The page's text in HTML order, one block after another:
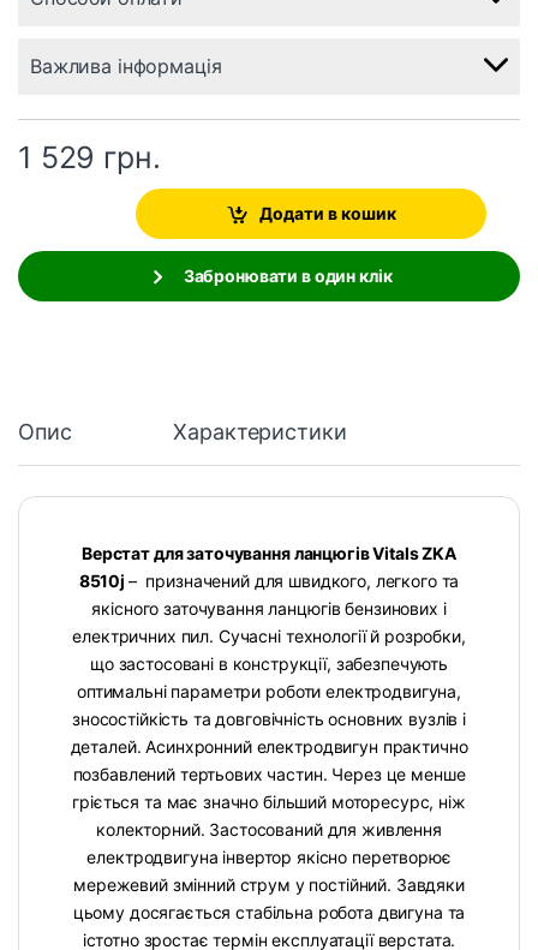
Важлива інформація
1 529 грн.
Додати в кошик
Забронювати в один клік
Опис Характеристики
Верстат для заточування ланцюгів Vitals ZKA
8510j – призначений для швидкого, легкого та
якісного заточування ланцюгів бензинових і
електричних пил. Сучасні технології й розробки,
що застосовані в конструкції, забезпечують
оптимальні параметри роботи електродвигуна,
зносостійкість та довговічність основних вузлів і
деталей. Асинхронний електродвигун практично
позбавлений тертьових частин. Через це менше
гріється та має значно більший моторесурс, ніж
колекторний. Застосований для живлення
електродвигуна інвертор якісно перетворює
мережевий змінний струм у постійний. Завдяки
цьому досягається стабільна робота двигуна та
істотно зростає термін експлуатації верстата.